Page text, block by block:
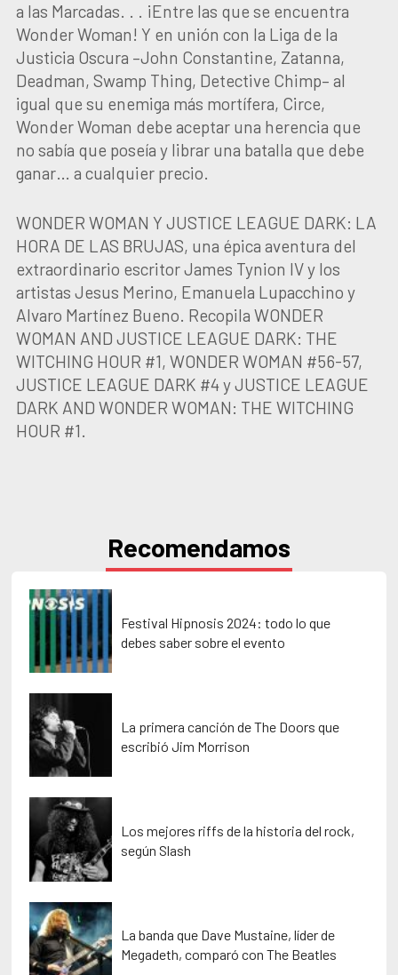
a las Marcadas. . . ¡Entre las que se encuentra
Wonder Woman! Y en unión con la Liga de la
Justicia Oscura –John Constantine, Zatanna,
Deadman, Swamp Thing, Detective Chimp– al
igual que su enemiga más mortífera, Circe,
Wonder Woman debe aceptar una herencia que
no sabía que poseía y librar una batalla que debe
ganar… a cualquier precio.
WONDER WOMAN Y JUSTICE LEAGUE DARK: LA
HORA DE LAS BRUJAS, una épica aventura del
extraordinario escritor James Tynion IV y los
artistas Jesus Merino, Emanuela Lupacchino y
Alvaro Martínez Bueno. Recopila WONDER
WOMAN AND JUSTICE LEAGUE DARK: THE
WITCHING HOUR #1, WONDER WOMAN #56-57,
JUSTICE LEAGUE DARK #4 y JUSTICE LEAGUE
DARK AND WONDER WOMAN: THE WITCHING
HOUR #1.
Recomendamos
Festival Hipnosis 2024: todo lo que
debes saber sobre el evento
La primera canción de The Doors que
escribió Jim Morrison
Los mejores riffs de la historia del rock,
según Slash
La banda que Dave Mustaine, líder de
Megadeth, comparó con The Beatles